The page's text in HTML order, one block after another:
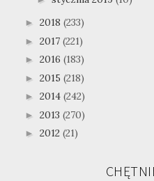
► 2018 (233)
► 2017 (221)
► 2016 (183)
► 2015 (218)
► 2014 (242)
► 2013 (270)
► 2012 (21)